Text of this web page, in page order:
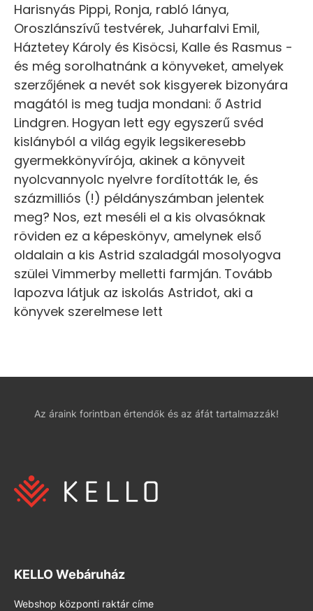
Harisnyás Pippi, Ronja, rabló lánya,
Oroszlánszívű testvérek, Juharfalvi Emil,
Háztetey Károly és Kisöcsi, Kalle és Rasmus -
és még sorolhatnánk a könyveket, amelyek
szerzőjének a nevét sok kisgyerek bizonyára
magától is meg tudja mondani: ő Astrid
Lindgren. Hogyan lett egy egyszerű svéd
kislányból a világ egyik legsikeresebb
gyermekkönyvírója, akinek a könyveit
nyolcvannyolc nyelvre fordították le, és
százmilliós (!) példányszámban jelentek
meg? Nos, ezt meséli el a kis olvasóknak
röviden ez a képeskönyv, amelynek első
oldalain a kis Astrid szaladgál mosolyogva
szülei Vimmerby melletti farmján. Tovább
lapozva látjuk az iskolás Astridot, aki a
könyvek szerelmese lett
Az áraink forintban értendők és az áfát tartalmazzák!
KELLO Webáruház
Webshop központi raktár címe